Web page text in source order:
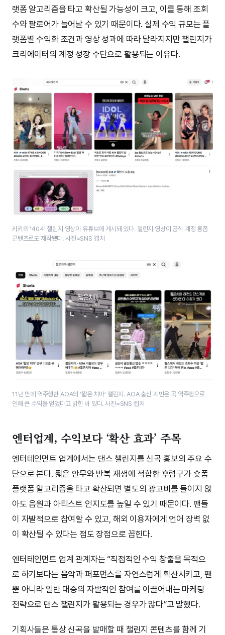
랫폼 알고리즘을 타고 확산될 가능성이 크고, 이를 통해 조회
수와 팔로어가 늘어날 수 있기 때문이다. 실제 수익 규모는 플
랫폼별 수익화 조건과 영상 성과에 따라 달라지지만 챌린지가
크리에이터의 계정 성장 수단으로 활용되는 이유다.
키키의 ‘404’ 챌린지 영상이 유튜브에 게시돼 있다. 챌린지 영상이 공식 계정 롱폼
콘텐츠로도 제작됐다. 사진=SNS 캡처
11년 만에 역주행한 AOA의 ‘짧은 치마’ 챌린지. AOA 출신 지민은 곡 역주행으로
인해 큰 수익을 얻었다고 밝힌 바 있다. 사진=SNS 캡처
엔터업계, 수익보다 ‘확산 효과’ 주목
엔터테인먼트 업계에서는 댄스 챌린지를 신곡 홍보의 주요 수
단으로 본다. 짧은 안무와 반복 재생에 적합한 후렴구가 숏폼
플랫폼 알고리즘을 타고 확산되면 별도의 광고비를 들이지 않
아도 음원과 아티스트 인지도를 높일 수 있기 때문이다. 팬들
이 자발적으로 참여할 수 있고, 해외 이용자에게 언어 장벽 없
이 확산될 수 있다는 점도 장점으로 꼽힌다.
엔터테인먼트 업계 관계자는 “직접적인 수익 창출을 목적으
로 하기보다는 음악과 퍼포먼스를 자연스럽게 확산시키고, 팬
뿐 아니라 일반 대중의 자발적인 참여를 이끌어내는 마케팅
전략으로 댄스 챌린지가 활용되는 경우가 많다”고 말했다.
기획사들은 통상 신곡을 발매할 때 챌린지 콘텐츠를 함께 기